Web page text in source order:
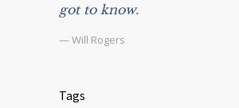
got to know.
— Will Rogers
Tags